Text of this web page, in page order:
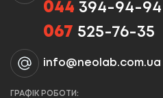
044 394-94-94
067 525-76-35
info@neolab.com.ua
ГРАФІК РОБОТИ: